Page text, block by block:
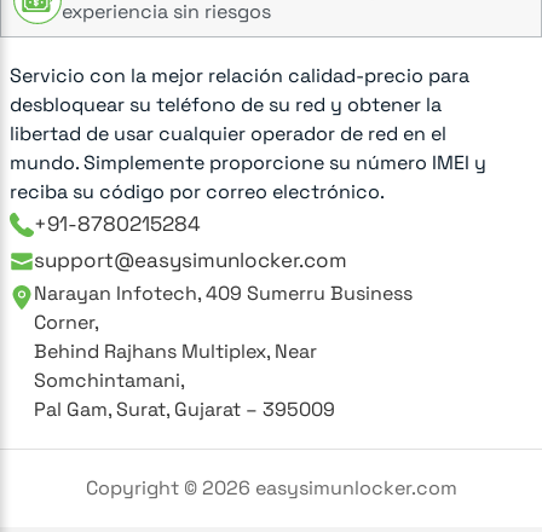
experiencia sin riesgos
Servicio con la mejor relación calidad-precio para
desbloquear su teléfono de su red y obtener la
libertad de usar cualquier operador de red en el
mundo. Simplemente proporcione su número IMEI y
reciba su código por correo electrónico.
+91-8780215284
support@easysimunlocker.com
Narayan Infotech, 409 Sumerru Business
Corner,
Behind Rajhans Multiplex, Near
Somchintamani,
Pal Gam, Surat, Gujarat – 395009
Copyright ©2026 easysimunlocker.com